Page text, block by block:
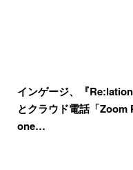
インゲージ、『Re:lation
とクラウド電話「Zoom
one…